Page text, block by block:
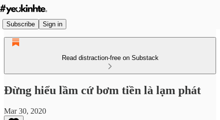
Subscribe Sign in
Read distraction-free on Substack
Đừng hiểu lầm cứ bơm tiền là lạm phát
Mar 30, 2020